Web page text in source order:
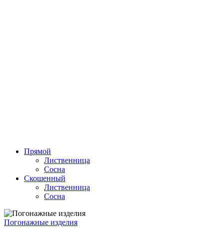
Прямой
Лиственница
Сосна
Скошенный
Лиственница
Сосна
Погонажные изделия